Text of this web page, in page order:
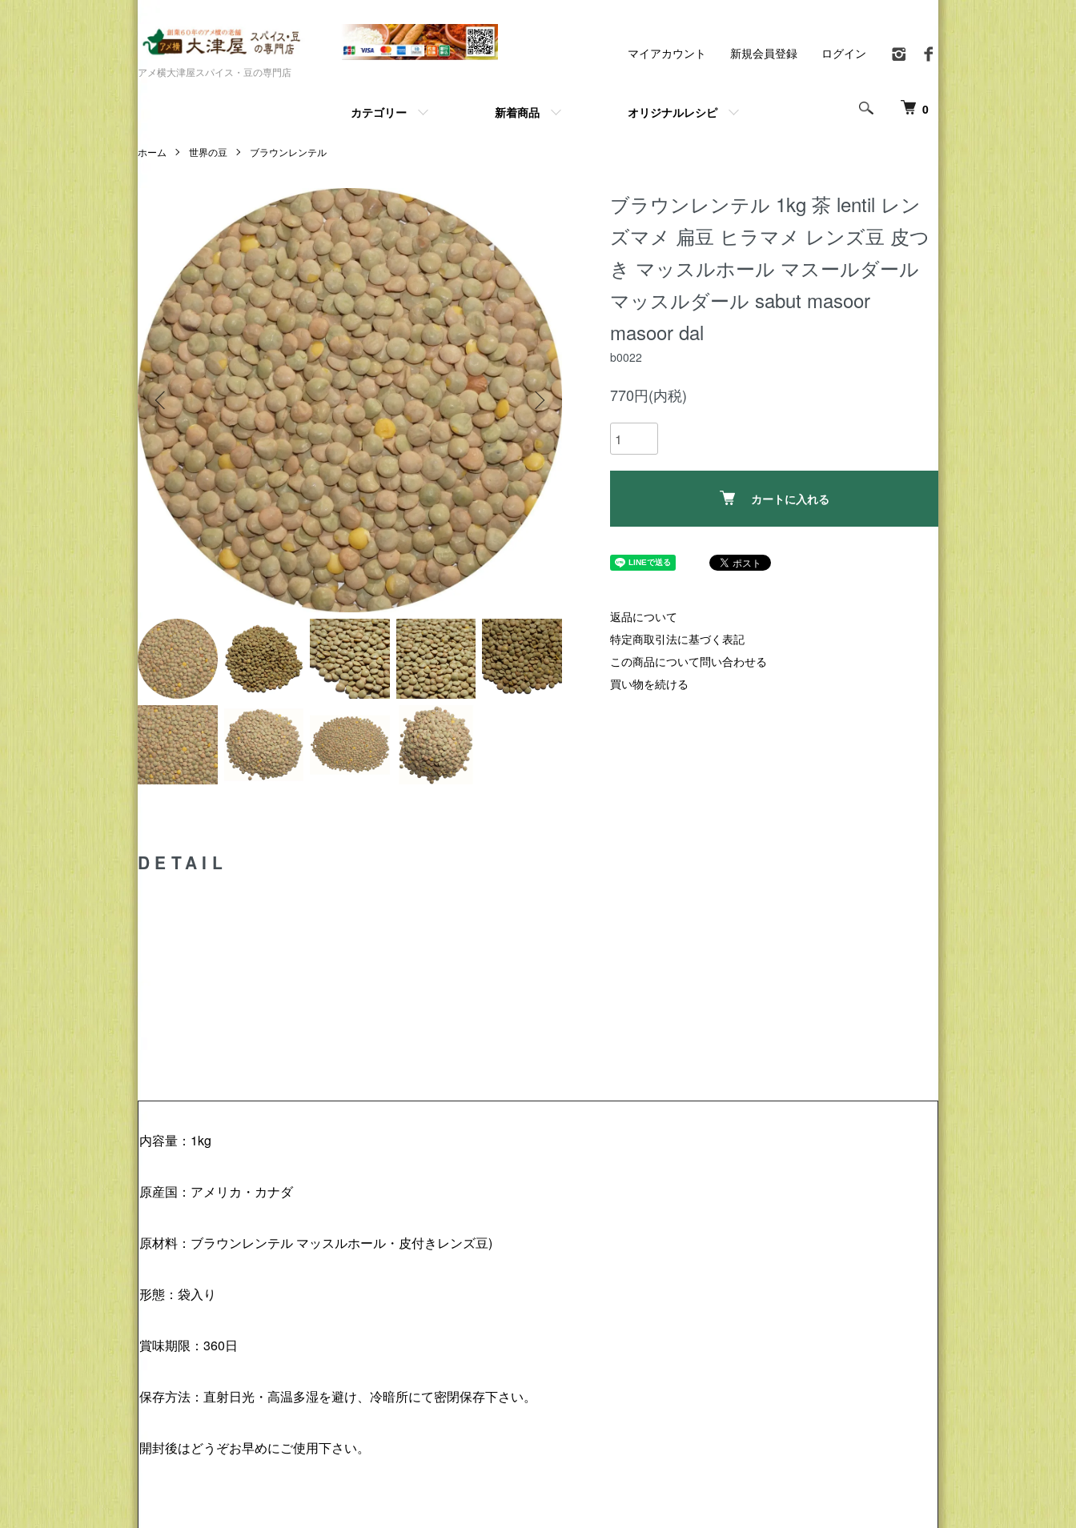
アメ横大津屋スパイス・豆の専門店
0
カテゴリー 新着商品 オリジナルレシピ
マイアカウント 新規会員登録 ログイン
ホーム 世界の豆 ブラウンレンテル
ブラウンレンテル 1kg 茶 lentil レン
ズマメ 扁豆 ヒラマメ レンズ豆 皮つ
き マッスルホール マスールダール
マッスルダール sabut masoor
masoor dal
b0022
770円(内税)
カートに入れる
返品について
特定商取引法に基づく表記
この商品について問い合わせる
買い物を続ける
DETAIL
内容量：1kg
原産国：アメリカ・カナダ
原材料：ブラウンレンテル マッスルホール・皮付きレンズ豆)
形態：袋入り
賞味期限：360日
保存方法：直射日光・高温多湿を避け、冷暗所にて密閉保存下さい。
開封後はどうぞお早めにご使用下さい。